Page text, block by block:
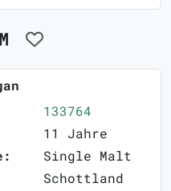
133764
11 Jahre
Single Malt
Schottland